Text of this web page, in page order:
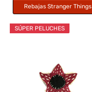
Rebajas Stranger Things
SÚPER PELUCHES